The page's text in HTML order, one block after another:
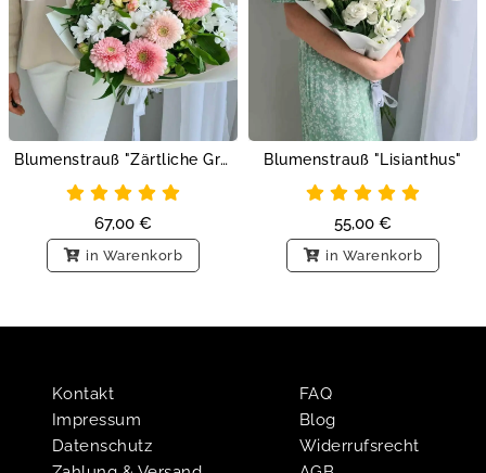
Blumenstrauß "Zärtliche Grüße"
67,00 €
in Warenkorb
Blumenstrauß "Lisianthus"
55,00 €
in Warenkorb
Kontakt
Impressum
Datenschutz
FAQ
Blog
Widerrufsrecht